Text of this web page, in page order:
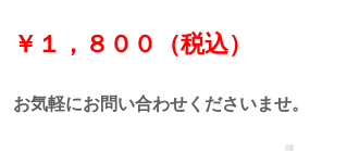
￥１，８００（税込）
お気軽にお問い合わせくださいませ。